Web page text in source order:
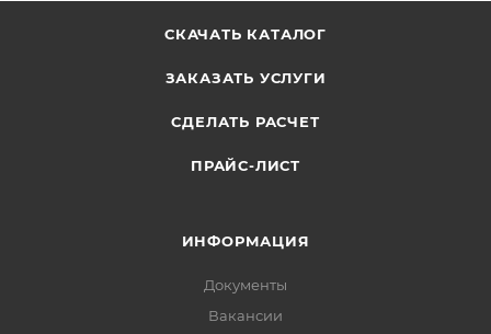
СКАЧАТЬ КАТАЛОГ
ЗАКАЗАТЬ УСЛУГИ
СДЕЛАТЬ РАСЧЕТ
ПРАЙС-ЛИСТ
ИНФОРМАЦИЯ
Документы
Вакансии